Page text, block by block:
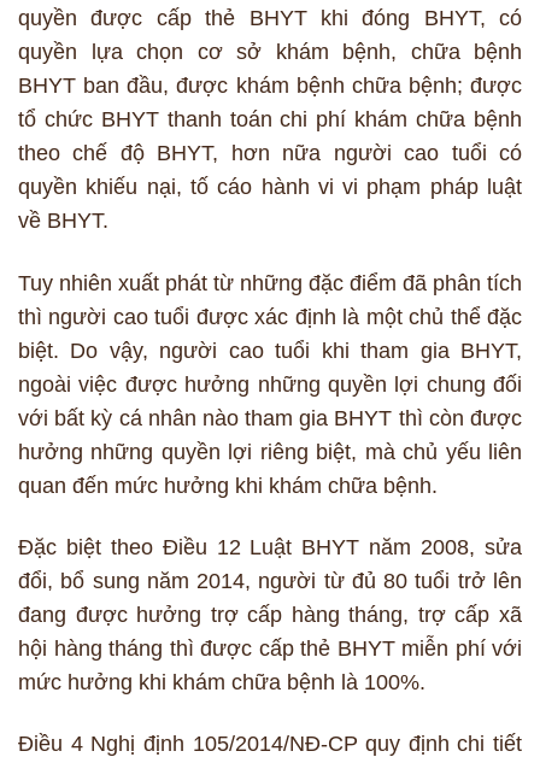
quyền được cấp thẻ BHYT khi đóng BHYT, có
quyền lựa chọn cơ sở khám bệnh, chữa bệnh
BHYT ban đầu, được khám bệnh chữa bệnh; được
tổ chức BHYT thanh toán chi phí khám chữa bệnh
theo chế độ BHYT, hơn nữa người cao tuổi có
quyền khiếu nại, tố cáo hành vi vi phạm pháp luật
về BHYT.
Tuy nhiên xuất phát từ những đặc điểm đã phân tích
thì người cao tuổi được xác định là một chủ thể đặc
biệt. Do vậy, người cao tuổi khi tham gia BHYT,
ngoài việc được hưởng những quyền lợi chung đối
với bất kỳ cá nhân nào tham gia BHYT thì còn được
hưởng những quyền lợi riêng biệt, mà chủ yếu liên
quan đến mức hưởng khi khám chữa bệnh.
Đặc biệt theo Điều 12 Luật BHYT năm 2008, sửa
đổi, bổ sung năm 2014, người từ đủ 80 tuổi trở lên
đang được hưởng trợ cấp hàng tháng, trợ cấp xã
hội hàng tháng thì được cấp thẻ BHYT miễn phí với
mức hưởng khi khám chữa bệnh là 100%.
Điều 4 Nghị định 105/2014/NĐ-CP quy định chi tiết